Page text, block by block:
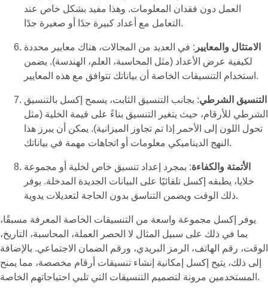
العمل دون فقدان المعلومات. وهذا مفيد بشكل خاص عند
التعامل مع أعداد كبيرة جدًا أو صغيرة جدًا.
الامتثال والمعايير : في العديد من المجالات، هناك معايير محددة
لكيفية عرض الأعداد (مثل المحاسبة، العلم، الهندسة). يضمن
استخدام التنسيقات الخاصة أن بياناتك تتوافق مع هذه المعايير.
التنسيق الشرطي: بجانب التنسيق الثابت، يسمح إكسل بالتنسيق
الشرطي للأرقام، حيث يتغير التنسيق بناءً على قيمة الخلية (مثل
تحول اللون إلى الأحمر إذا تم تجاوز الميزانية). يمكن أن يبرز هذا
النهج الديناميكي معلومات أو اتجاهات مهمة في بياناتك.
الأتمتة والكفاءة: بمجرد إعداد تنسيق خاص لخلية أو مجموعة
خلايا، يطبقه إكسل تلقائيًا على البيانات الجديدة المدخلة. يوفر
ذلك الوقت ويضمن التناسق بدون الحاجة لتعديلات يدوية.
يوفر إكسل مجموعة واسعة من التنسيقات الخاصة المعرفة مسبقًا،
بما في ذلك على سبيل المثال لا الحصر العملة، المحاسبة، التاريخ،
الوقت، رقم الهاتف، الرمز البريدي، ورقم الضمان الاجتماعي. بالإضافة
إلى ذلك، يتيح إكسل إمكانية إنشاء تنسيقات أرقام مخصصة، مما يمنح
المستخدمين مرونة لتصميم التنسيقات التي تلبي احتياجاتهم الخاصة.